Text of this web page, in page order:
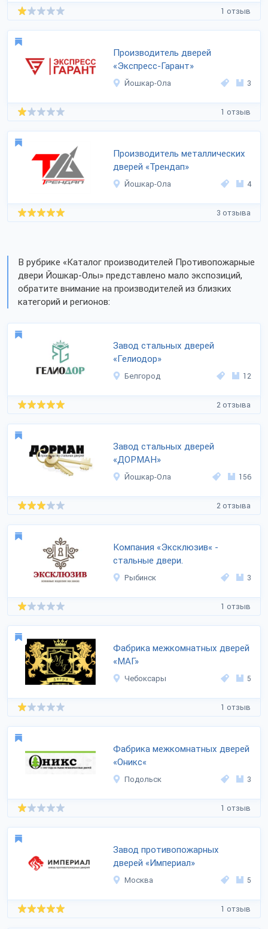
1 отзыв
Производитель дверей
«Экспресс-Гарант»
Йошкар-Ола 3
1 отзыв
Производитель металлических
дверей «Трендап»
Йошкар-Ола 4
3 отзыва
В рубрике «Каталог производителей Противопожарные
двери Йошкар-Олы» представлено мало экспозиций,
обратите внимание на производителей из близких
категорий и регионов:
Завод стальных дверей
«Гелиодор»
Белгород 12
2 отзыва
Завод стальных дверей
«ДОРМАН»
Йошкар-Ола 156
2 отзыва
Компания «Эксклюзив« -
стальные двери.
Рыбинск 3
1 отзыв
Фабрика межкомнатных дверей
«МАГ»
Чебоксары 5
1 отзыв
Фабрика межкомнатных дверей
«Оникс«
Подольск 3
1 отзыв
Завод противопожарных
дверей «Империал»
Москва 5
1 отзыв